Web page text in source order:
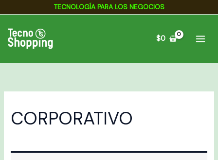
contenido
TECNOLOGÍA PARA LOS NEGOCIOS
$0
CORPORATIVO